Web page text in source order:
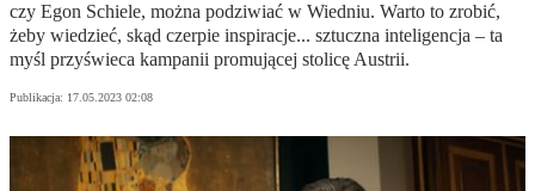
czy Egon Schiele, można podziwiać w Wiedniu. Warto to zrobić,
żeby wiedzieć, skąd czerpie inspiracje... sztuczna inteligencja – ta
myśl przyświeca kampanii promującej stolicę Austrii.
Publikacja: 17.05.2023 02:08